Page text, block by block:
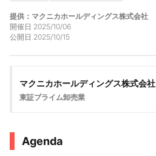
提供：マクニカホールディングス株式会社
開催日 2025/10/06
公開日 2025/10/15
マクニカホールディングス株式会社
東証プライム卸売業
Agenda